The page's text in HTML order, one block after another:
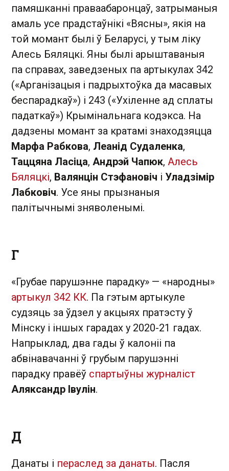
памяшканні праваабаронцаў, затрыманыя
амаль усе прадстаўнікі «Вясны», якія на
той момант былі ў Беларусі, у тым ліку
Алесь Бяляцкі. Яны былі арыштаваныя
па справах, заведзеных па артыкулах 342
(«Арганізацыя і падрыхтоўка да масавых
беспарадкаў») і 243 («Ухіленне ад сплаты
падаткаў») Крымінальнага кодэкса. На
дадзены момант за кратамі знаходзяцца
Марфа Рабкова, Леанід Судаленка,
Таццяна Ласіца, Андрэй Чапюк, Алесь
Бяляцкі, Валянцін Стэфановіч і Уладзімір
Лабковіч. Усе яны прызнаныя
палітычнымі зняволенымі.
Г
«Грубае парушэнне парадку» — «народны»
артыкул 342 КК. Па гэтым артыкуле
судзяць за ўдзел у акцыях пратэсту ў
Мінску і іншых гарадах у 2020-21 гадах.
Напрыклад, два гады ў калоніі па
абвінавачанні ў грубым парушэнні
парадку правёў спартыўны журналіст
Аляксандр Івулін.
Д
Данаты і пераслед за данаты. Пасля